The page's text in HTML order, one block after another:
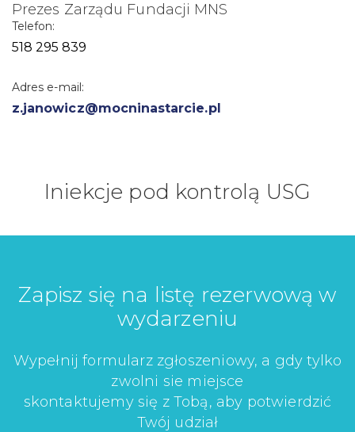
Prezes Zarządu Fundacji MNS
Telefon:
518 295 839
Adres e-mail:
z.janowicz@mocninastarcie.pl
Iniekcje pod kontrolą USG
Zapisz się na listę rezerwową w
wydarzeniu
Wypełnij formularz zgłoszeniowy, a gdy tylko
zwolni sie miejsce
skontaktujemy się z Tobą, aby potwierdzić
Twój udział